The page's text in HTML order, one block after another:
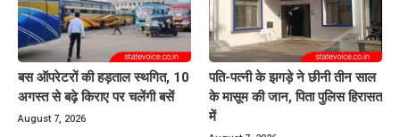
बस ऑपरेटरों की हड़ताल स्थगित, 10
अगस्त से बढ़े किराए पर चलेंगी बसें
August 7, 2026
पति-पत्नी के झगड़े ने छीनी तीन साल
के मासूम की जान, पिता पुलिस हिरासत
में